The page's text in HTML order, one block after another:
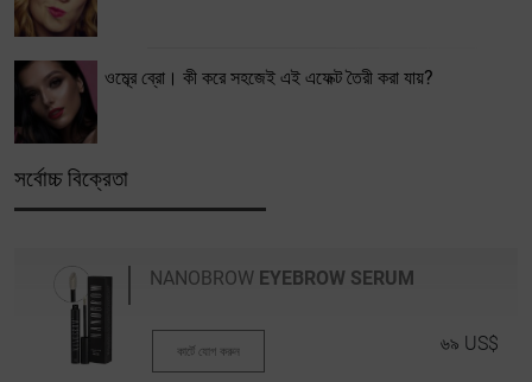
ওম্ব্রে ব্রো। কী করে সহজেই এই এফেক্ট তৈরী করা যায়?
সর্বোচ্চ বিক্রেতা
NANOBROW EYEBROW SERUM
কার্টে যোগ করুন ৬৯ US$